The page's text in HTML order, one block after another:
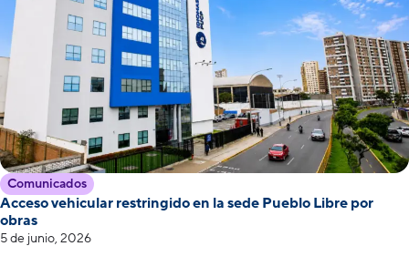
Comunicados
Acceso vehicular restringido en la sede Pueblo Libre por
obras
5 de junio, 2026